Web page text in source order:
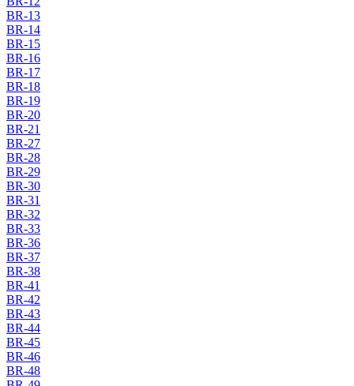
BR-13
BR-14
BR-15
BR-16
BR-17
BR-18
BR-19
BR-20
BR-21
BR-27
BR-28
BR-29
BR-30
BR-31
BR-32
BR-33
BR-36
BR-37
BR-38
BR-41
BR-42
BR-43
BR-44
BR-45
BR-46
BR-48